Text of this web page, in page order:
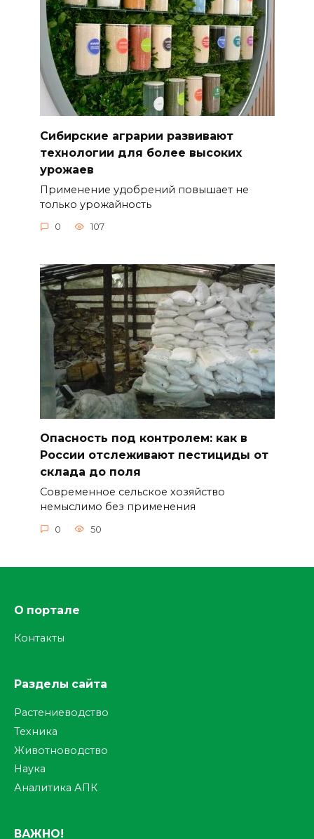
Сибирские аграрии развивают
технологии для более высоких
урожаев
Применение удобрений повышает не
только урожайность
0 107
Опасность под контролем: как в
России отслеживают пестициды от
склада до поля
Современное сельское хозяйство
немыслимо без применения
0 50
О портале
Контакты
Разделы сайта
Растениеводство
Техника
Животноводство
Наука
Аналитика АПК
ВАЖНО!